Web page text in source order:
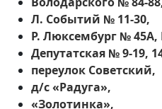
Л. Событий № 11-30,
Р. Люксембург № 45А,
Депутатская № 9-19,
переулок Советский,
д/с «Радуга»,
«Золотинка»,